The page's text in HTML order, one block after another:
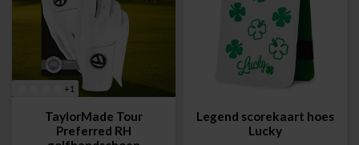
+1
TaylorMade Tour
Preferred RH
Legend scorekaart hoes
Lucky